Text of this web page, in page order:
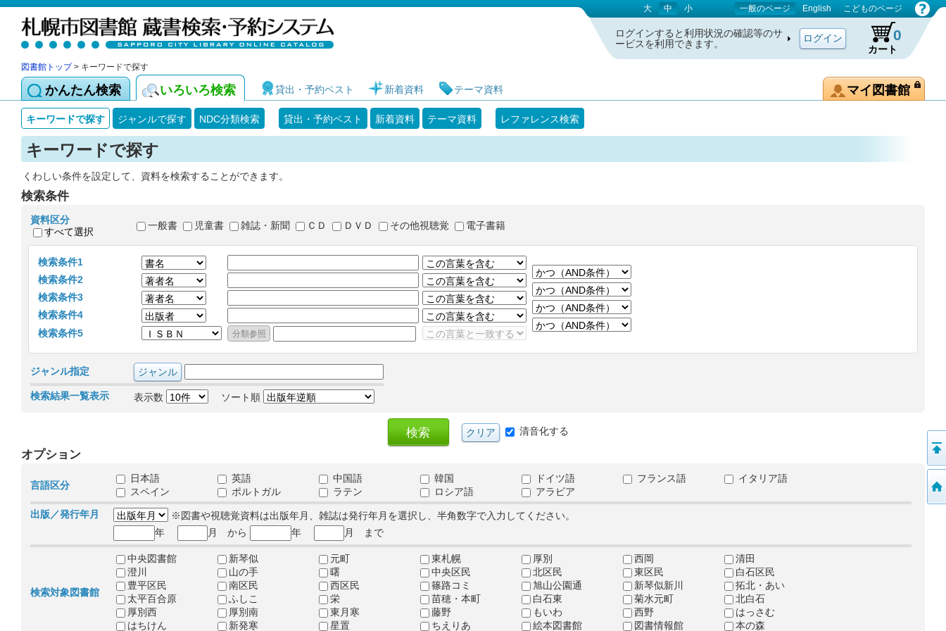
札幌市図書館 蔵書検索・予約システム 大 中 小 一般のページ English こどものページ
ログインすると利用状況の確認等のサ
ービスを利用できます。
カート
0
図書館トップ> キーワードで探す
かんたん検索 いろいろ検索 貸出・予約ベスト 新着資料 テーマ資料 マイ図書館
キーワードで探す ジャンルで探す NDC分類検索 貸出・予約ベスト 新着資料 テーマ資料 レファレンス検索
キーワードで探す
くわしい条件を設定して、資料を検索することができます。
検索条件
資料区分
すべて選択
一般書 児童書 雑誌・新聞 ＣＤ ＤＶＤ その他視聴覚 電子書籍
検索条件1
検索条件2
検索条件3
検索条件4
検索条件5
ジャンル指定
検索結果一覧表示 表示数 ソート順
清音化する
オプション
言語区分
日本語 英語 中国語 韓国 ドイツ語 フランス語
イタリア語
スペイン
ポルトガル ラテン ロシア語
アラビア
出版／発行年月
※図書や視聴覚資料は出版年月、雑誌は発行年月を選択し、半角数字で入力してください。
年
月 から 年 月 まで
検索対象図書館
中央図書館 新琴似 元町 東札幌 厚別 西岡
清田
澄川
山の手 曙 中央区民 北区民 東区民
白石区民
豊平区民
南区民 西区民 篠路コミ 旭山公園通 新琴似新川
拓北・あい
太平百合原
ふしこ 栄 苗穂・本町 白石東 菊水元町
北白石
厚別西
厚別南 東月寒 藤野 もいわ 西野
はっさむ
はちけん
新発寒 星置 ちえりあ 絵本図書館 図書情報館 本の森